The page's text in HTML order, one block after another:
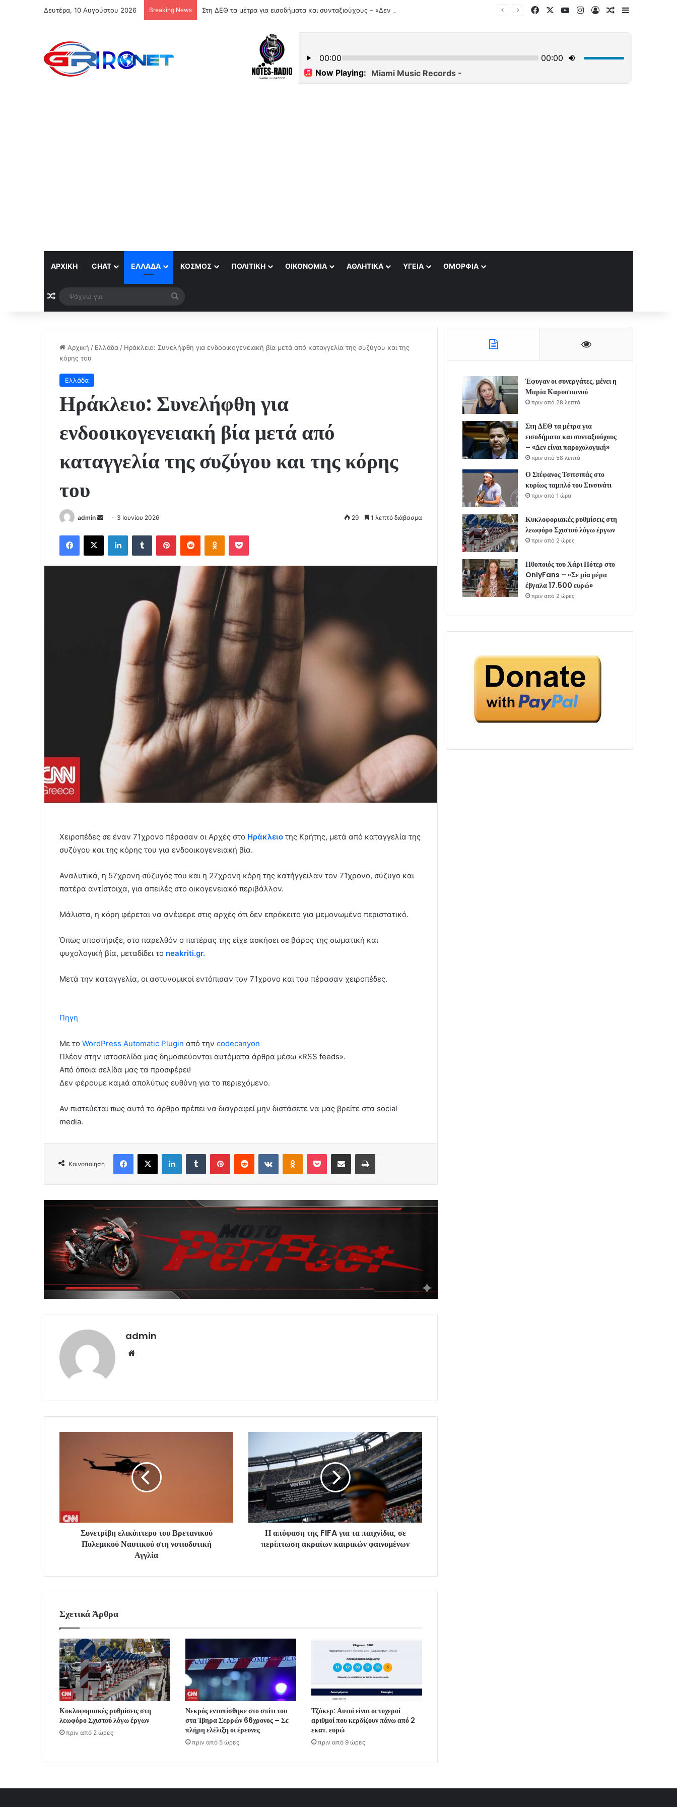
Δευτέρα, 10 Αυγούστου 2026 Breaking News Στη ΔΕΘ τα μέτρα για εισοδήματα και συνταξιούχους – «Δεν είναι παροχολογική» FacebookYouTubeInstagram
Log InΤυχαίο άρθρο
Sidebar
ΑΡΧΙΚΉ CHAT ΕΛΛΆΔΑ ΚΌΣΜΟΣ ΠΟΛΙΤΙΚΉ ΟΙΚΟΝΟΜΊΑ ΑΘΛΗΤΙΚΆ ΥΓΕΊΑ ΟΜΟΡΦΊΑ
Τυχαίο άρθρο
για
Αρχική / Ελλάδα / Ηράκλειο: Συνελήφθη για ενδοοικογενειακή βία μετά από καταγγελία της συζύγου και της
κόρης του
Ελλάδα
Ηράκλειο: Συνελήφθη για
ενδοοικογενειακή βία μετά από
καταγγελία της συζύγου και της κόρης
του
admin
Send
email
3 Ιουνίου 2026 29 1 λεπτό διάβασμα
Facebook
X LinkedInTumblr PinterestReddit Odnoklassniki
Pocket
Χειροπέδες σε έναν 71χρονο πέρασαν οι Αρχές στο Ηράκλειο της Κρήτης, μετά από καταγγελία της
συζύγου και της κόρης του για ενδοοικογενειακή βία.
Αναλυτικά, η 57χρονη σύζυγός του και η 27χρονη κόρη της κατήγγειλαν τον 71χρονο, σύζυγο και
πατέρα αντίστοιχα, για απειλές στο οικογενειακό περιβάλλον.
Μάλιστα, η κόρη φέρεται να ανέφερε στις αρχές ότι δεν επρόκειτο για μεμονωμένο περιστατικό.
Όπως υποστήριξε, στο παρελθόν ο πατέρας της είχε ασκήσει σε βάρος της σωματική και
ψυχολογική βία, μεταδίδει το neakriti.gr.
Μετά την καταγγελία, οι αστυνομικοί εντόπισαν τον 71χρονο και του πέρασαν χειροπέδες.
Πηγη
Με το WordPress Automatic Plugin από την codecanyon
Πλέον στην ιστοσελίδα μας δημοσιεύονται αυτόματα άρθρα μέσω «RSS feeds».
Από όποια σελίδα μας τα προσφέρει!
Δεν φέρουμε καμιά απολύτως ευθύνη για το περιεχόμενο.
Αν πιστεύεται πως αυτό το άρθρο πρέπει να διαγραφεί μην διστάσετε να μας βρείτε στα social
media.
Κοινοποίηση
Facebook
X LinkedInTumblr PinterestReddit VKontakteOdnoklassniki
Pocket Κοινοποίηση μέσω email Εκτύπωση
admin
Συνετρίβη ελικόπτερο του Βρετανικού
Πολεμικού Ναυτικού στη νοτιοδυτική
Αγγλία
Η απόφαση της FIFA για τα παιχνίδια, σε
περίπτωση ακραίων καιρικών φαινομένων
Σχετικά Άρθρα
Κυκλοφοριακές ρυθμίσεις στη
λεωφόρο Σχιστού λόγω έργων
πριν από 2 ώρες
Νεκρός εντοπίσθηκε στο σπίτι του
στα Ίβηρα Σερρών 66χρονος – Σε
πλήρη ελέλιξη οι έρευνες
πριν από 5 ώρες
Τζόκερ: Αυτοί είναι οι τυχεροί
αριθμοί που κερδίζουν πάνω από 2
εκατ. ευρώ
πριν από 9 ώρες
Έφυγαν οι συνεργάτες, μένει η
Μαρία Καρυστιανού
πριν από 28 λεπτά
Στη ΔΕΘ τα μέτρα για
εισοδήματα και συνταξιούχους
– «Δεν είναι παροχολογική»
πριν από 58 λεπτά
Ο Στέφανος Τσιτσιπάς στο
κυρίως ταμπλό του Σινσινάτι
πριν από 1 ώρα
Κυκλοφοριακές ρυθμίσεις στη
λεωφόρο Σχιστού λόγω έργων
πριν από 2 ώρες
Ηθοποιός του Χάρι Πότερ στο
OnlyFans – «Σε μία μέρα
έβγαλα 17.500 ευρώ»
πριν από 2 ώρες